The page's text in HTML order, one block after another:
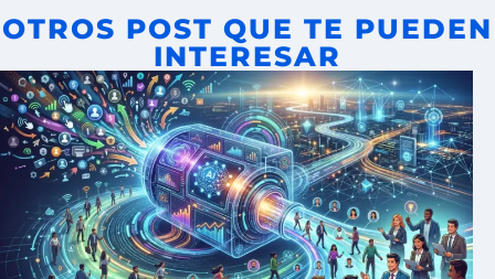
OTROS POST QUE TE PUEDEN
INTERESAR